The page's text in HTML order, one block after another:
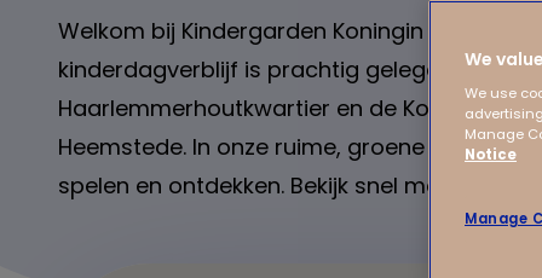
Welkom bij Kindergarden Koningin
kinderdagverblijf is prachtig gelegen bij het
Haarlemmerhoutkwartier en de
Heemstede. In onze ruime, groene tuin
spelen en ontdekken. Bekijk snel meer!
We
We use
Manage
Notice
Manage